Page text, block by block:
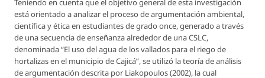
Teniendo en cuenta que el objetivo general de esta investigación
está orientado a analizar el proceso de argumentación ambiental,
científica y ética en estudiantes de grado once, generado a través
de una secuencia de enseñanza alrededor de una CSLC,
denominada “El uso del agua de los vallados para el riego de
hortalizas en el municipio de Cajicá”, se utilizó la teoría de análisis
de argumentación descrita por Liakopoulos (2002), la cual